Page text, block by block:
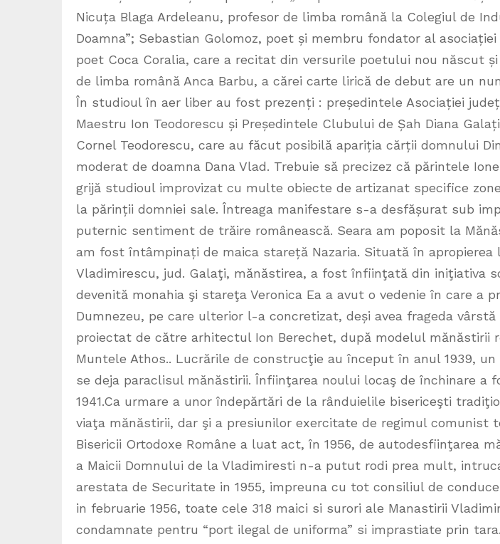
Nicuța Blaga Ardeleanu, profesor de limba română la Colegiul de
Doamna”; Sebastian Golomoz, poet și membru fondator al asociației
poet Coca Coralia, care a recitat din versurile poetului nou născut
de limba română Anca Barbu, a cărei carte lirică de debut are un
În studioul în aer liber au fost prezenți : președintele Asociației
Maestru Ion Teodorescu și Președintele Clubului de Șah Diana
Cornel Teodorescu, care au făcut posibilă apariția cărții domnului
moderat de doamna Dana Vlad. Trebuie să precizez că părintele
grijă studioul improvizat cu multe obiecte de artizanat specifice
la părinții domniei sale. Întreaga manifestare s-a desfășurat sub
puternic sentiment de trăire românească. Seara am poposit la
am fost întâmpinați de maica stareță Nazaria. Situată în apropierea
Vladimirescu, jud. Galaţi, mănăstirea, a fost înfiinţată din iniţiativa
devenită monahia şi stareţa Veronica Ea a avut o vedenie în care a
Dumnezeu, pe care ulterior l-a concretizat, deși avea frageda
proiectat de către arhitectul Ion Berechet, după modelul mănăstirii
Muntele Athos.. Lucrările de construcţie au început în anul 1939,
se deja paraclisul mănăstirii. Înfiinţarea noului locaş de închinare a
1941.Ca urmare a unor îndepărtări de la rânduielile bisericeşti
viaţa mănăstirii, dar şi a presiunilor exercitate de regimul comunist
Bisericii Ortodoxe Române a luat act, în 1956, de autodesfiinţarea
a Maicii Domnului de la Vladimiresti n-a putut rodi prea mult,
arestata de Securitate in 1955, impreuna cu tot consiliul de
in februarie 1956, toate cele 318 maici si surori ale Manastirii
condamnate pentru “port ilegal de uniforma” si imprastiate prin